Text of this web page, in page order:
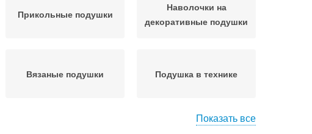
Прикольные подушки
Наволочки на
декоративные подушки
Вязаные подушки Подушка в технике
Показать все